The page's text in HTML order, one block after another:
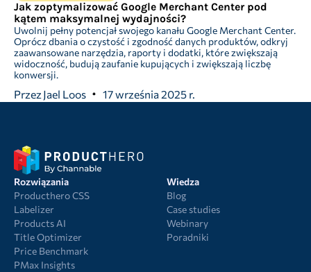
Jak zoptymalizować Google Merchant Center pod
kątem maksymalnej wydajności?
Uwolnij pełny potencjał swojego kanału Google Merchant Center.
Oprócz dbania o czystość i zgodność danych produktów, odkryj
zaawansowane narzędzia, raporty i dodatki, które zwiększają
widoczność, budują zaufanie kupujących i zwiększają liczbę
konwersji.
Przez Jael Loos 17 września 2025 r.
Rozwiązania
Producthero CSS
Labelizer
Products AI
Title Optimizer
Price Benchmark
PMax Insights
Wiedza
Blog
Case studies
Webinary
Poradniki